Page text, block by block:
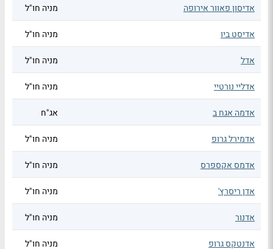
אדיסון פאוור אירופה מניה חו"ל
אדיסט ביו מניה חו"ל
אדל מניה חו"ל
אדליי נורטיי מניה חו"ל
אדמה אגח ב אג"ח
אדמירל גרופ מניה חו"ל
אדמס אקספרס מניה חו"ל
אדן ריסרץ' מניה חו"ל
אדנור מניה חו"ל
אדנטקס גרופ מניה חו"ל